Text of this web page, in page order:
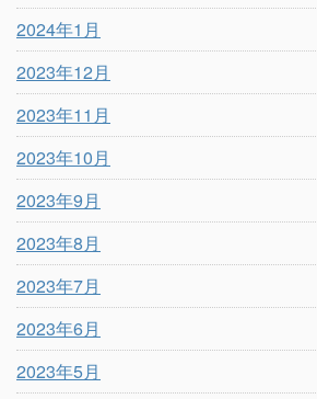
2024年1月
2023年12月
2023年11月
2023年10月
2023年9月
2023年8月
2023年7月
2023年6月
2023年5月